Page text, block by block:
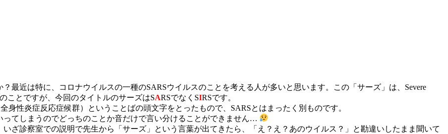
最近は特に、コロナウイルスの一種のSARSウイルスのことを考える人が多いと思います。この「サーズ」は、Severe
ことですが、今回のタイトルのサーズはSARSでなくSIRSです。
全身性炎症反応症候群）ということばの頭文字をとったもので、SARSとはまったく別ものです。
てしまうのでどっちのことか音だけで言い分けることができません…
ざ診察室での説明で先生から「サーズ」という言葉が出てきたら、「え？え？あのウイルス？」と勘違いしたまま聞いて